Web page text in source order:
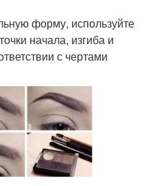
форму, используйте
начала, изгиба и
с чертами